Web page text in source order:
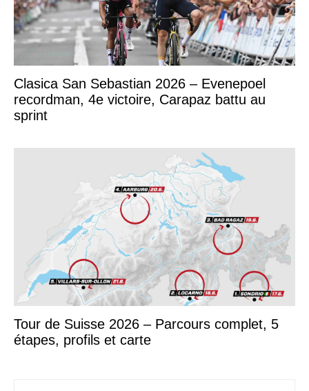
Clasica San Sebastian 2026 – Evenepoel
recordman, 4e victoire, Carapaz battu au
sprint
Tour de Suisse 2026 – Parcours complet, 5
étapes, profils et carte